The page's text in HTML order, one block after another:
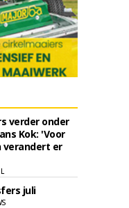
verder onder
Kok: 'Voor
verandert er
juli